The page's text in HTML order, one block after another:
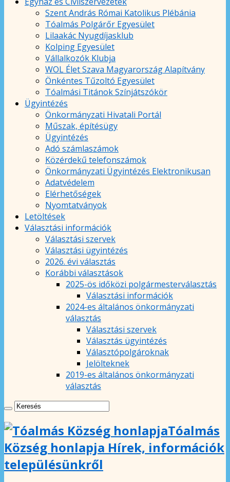
Szent András Római Katolikus Plébánia
Tóalmás Polgárőr Egyesület
Lilaakác Nyugdíjasklub
Kolping Egyesület
Vállalkozók Klubja
WOL Élet Szava Magyarország Alapítvány
Önkéntes Tűzoltó Egyesület
Tóalmási Titánok Színjátszókör
Ügyintézés
Önkormányzati Hivatali Portál
Műszak, építésügy
Ügyintézés
Adó számlaszámok
Közérdekű telefonszámok
Önkormányzati Ügyintézés Elektronikusan
Adatvédelem
Elérhetőségek
Nyomtatványok
Letöltések
Választási információk
Választási szervek
Választási ügyintézés
2026. évi választás
Korábbi választások
2025-ös időközi polgármesterválasztás
Választási információk
2024-es általános önkormányzati
választás
Választási szervek
Választás ügyintézés
Választópolgároknak
Jelölteknek
2019-es általános önkormányzati
választás
Tóalmás
Község honlapja Hírek, információk
településünkről